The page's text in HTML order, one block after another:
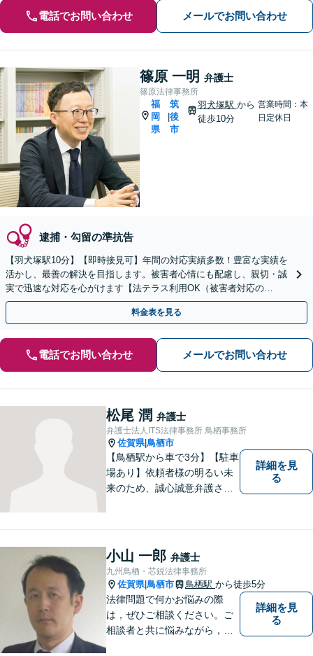
電話でお問い合わせ メールでお問い合わせ
篠原 一明 弁護士
篠原法律事務所
福
岡
県
筑
後
市
羽犬塚駅 から
徒歩10分
営業時間：本
日定休日
逮捕・勾留の準抗告
【羽犬塚駅10分】【即時接見可】年間の対応実績多数！豊富な実績を
活かし、最善の解決を目指します。被害者心情にも配慮し、親切・誠
実で迅速な対応を心がけます【法テラス利用OK（被害者対応の
み）】【当日・休日・夜間相談OK】
料金表を見る
電話でお問い合わせ メールでお問い合わせ
松尾 潤 弁護士
弁護士法人ITS法律事務所 鳥栖事務所
佐賀県|鳥栖市
【鳥栖駅から車で3分】【駐車
場あり】依頼者様の明るい未
来のため、誠心誠意弁護させ
す。インターネット／刑事／
相続など、幅広い困りごとに
対応可能！【完全個室で対
応】
詳細を見
る
小山 一郎 弁護士
九州鳥栖・芯鋭法律事務所
佐賀県|鳥栖市 鳥栖駅 から徒歩5分
法律問題で何かお悩みの際
は，ぜひご相談ください。ご
相談者と共に悩みながら，い
詳細を見
る